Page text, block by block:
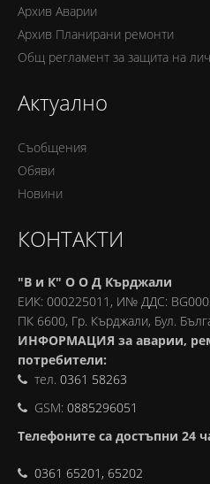
Архив Аварии
Архив Планирани ремонти
Oбщ регламент за защита на
Актуално
Съобщения
Обяви
Новини
КОНТАКТИ
"В и К" О О Д Кърджали
ЕИК: 000225011, И№ ДДС:
ПК 6600, Гр. Кърджали, Бул.
ИНФОРМАЦИЯ за аварии,
потребители:
тел.0361 58263
GSM:0885296051
Телефоните са достъпни 24
0361 65201, 65202